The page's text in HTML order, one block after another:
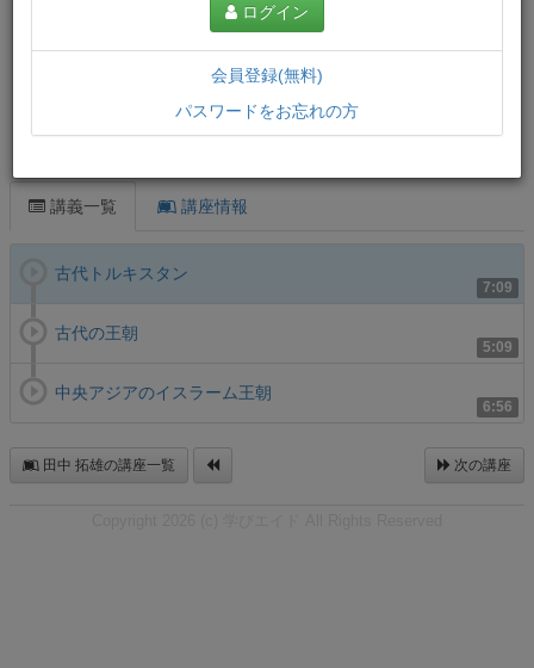
講義一覧 講座情報
7:09
古代トルキスタン
5:09
古代の王朝
6:56
中央アジアのイスラーム王朝
田中 拓雄の講座一覧 次の講座
ログイン
会員登録(無料)
パスワードをお忘れの方